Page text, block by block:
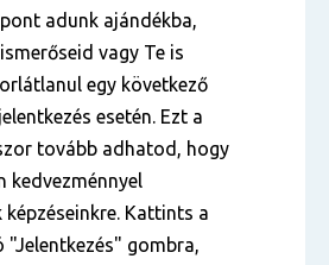
adunk ajándékba,
vagy Te is
egy következő
esetén. Ezt a
tovább adhatod, hogy
kedvezménnyel
képzéseinkre. Kattints a
gombra,